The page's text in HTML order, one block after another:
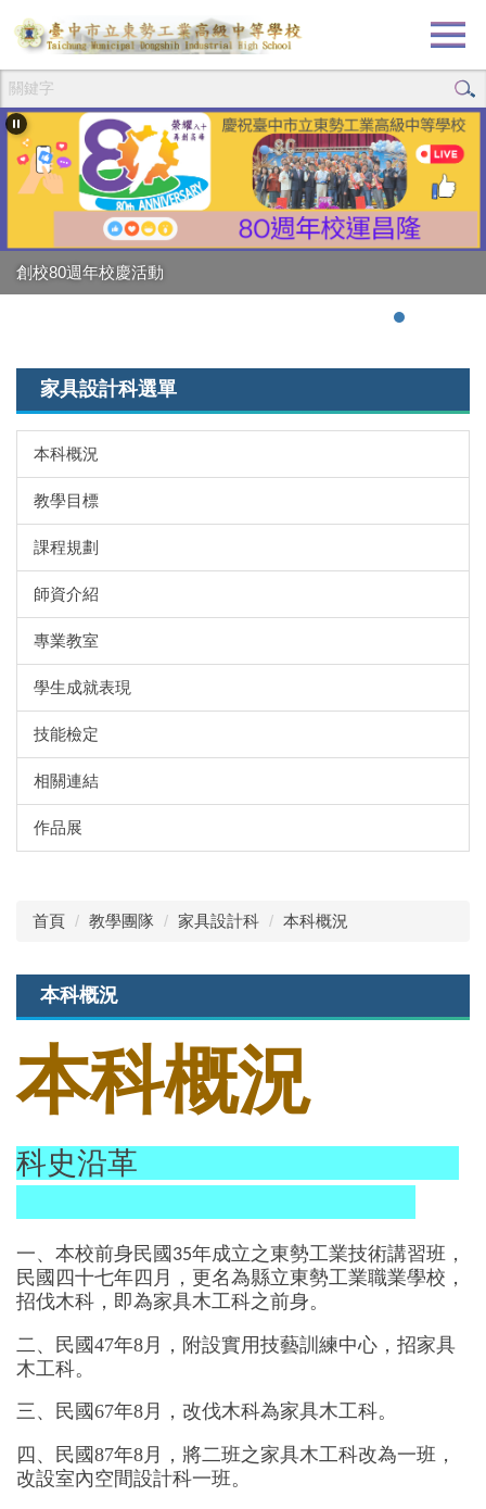
跳
到
要
內
容
區
創校80週年校慶活動
強棒出擊!!!狂賀校長
家具設計科選單
本科概況
教學目標
課程規劃
師資介紹
專業教室
學生成就表現
技能檢定
相關連結
作品展
首頁 教學團隊 家具設計科 本科概況
本科概況
本科概況
科史沿革
一、 本校前身民國 35年成立之東勢工業技術講習班，
民國四十七年四月，更名為縣立東勢工業職業學校，
招伐木科，即為家具木工科之前身。
二 、民國47年8月，附設實用技藝訓練中心，招家具
木工科。
三、民國67年8月，改伐木科為家具木工科。
四、民國87年8月，將二班之家具木工科改為一班，
改設室內空間設計科一班。